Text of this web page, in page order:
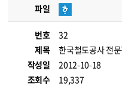
파일
번호
32
제목
한국철도공사 전
작성일
2012-10-18
조회수
19,337